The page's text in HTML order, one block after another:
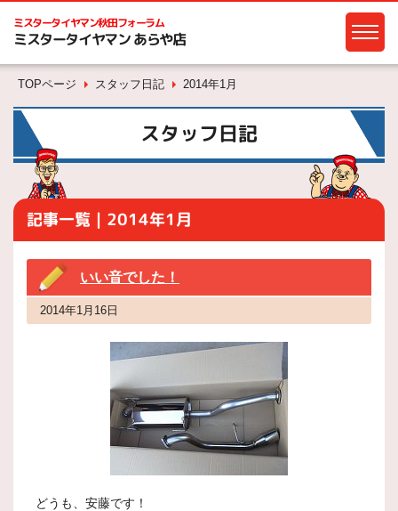
ミスタータイヤマン秋田フォーラム
ミスタータイヤマン あらや店
TOPページ スタッフ日記 2014年1月
スタッフ日記
記事一覧｜2014年1月
いい音でした！
2014年1月16日
どうも、安藤です！